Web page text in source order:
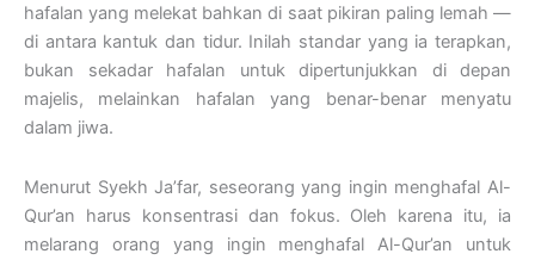
hafalan yang melekat bahkan di saat pikiran paling lemah —
di antara kantuk dan tidur. Inilah standar yang ia terapkan,
bukan sekadar hafalan untuk dipertunjukkan di depan
majelis, melainkan hafalan yang benar-benar menyatu
dalam jiwa.
Menurut Syekh Ja’far, seseorang yang ingin menghafal Al-
Qur’an harus konsentrasi dan fokus. Oleh karena itu, ia
melarang orang yang ingin menghafal Al-Qur’an untuk